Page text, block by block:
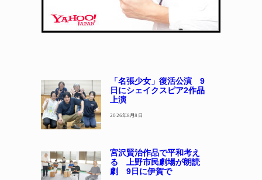
「名張少女」復活公演 9
日にシェイクスピア2作品
上演
2026年8月8日
宮沢賢治作品で平和考え
る 上野市民劇場が朗読
劇 9日に伊賀で